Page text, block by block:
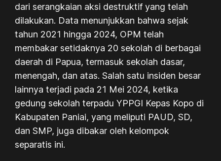
dari serangkaian aksi destruktif yang telah
dilakukan. Data menunjukkan bahwa sejak
tahun 2021 hingga 2024, OPM telah
membakar setidaknya 20 sekolah di berbagai
daerah di Papua, termasuk sekolah dasar,
menengah, dan atas. Salah satu insiden besar
lainnya terjadi pada 21 Mei 2024, ketika
gedung sekolah terpadu YPPGI Kepas Kopo di
Kabupaten Paniai, yang meliputi PAUD, SD,
dan SMP, juga dibakar oleh kelompok
separatis ini.